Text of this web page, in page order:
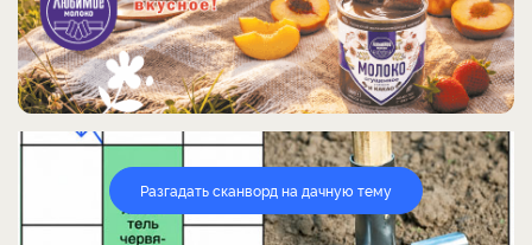
Разгадать сканворд на дачную тему